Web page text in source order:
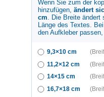
Wenn Sie zum der
hinzufügen, ändert
cm . Die Breite
Länge des Textes.
den Aufkleber
9,3×10 cm
11,2×12 cm
14×15 cm
16,7×18 cm